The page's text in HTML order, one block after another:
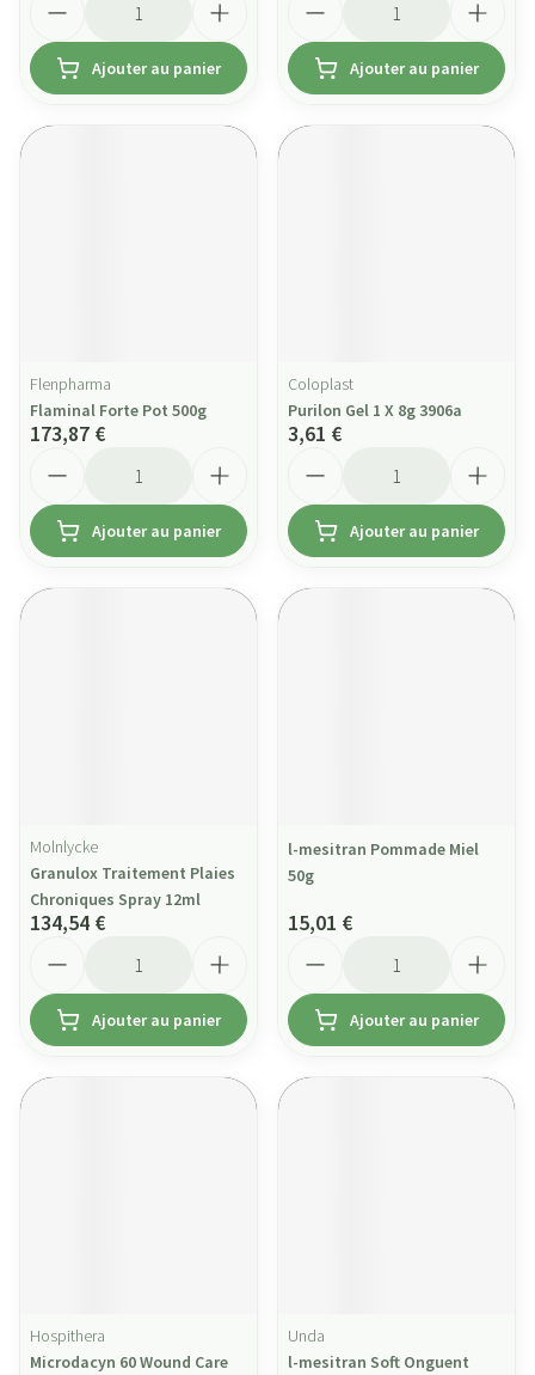
Ajouter au panier Ajouter au panier
Flenpharma
Flaminal Forte Pot 500g
173,87 €
Ajouter au panier
Coloplast
Purilon Gel 1 X 8g 3906a
3,61 €
Ajouter au panier
Molnlycke
Granulox Traitement Plaies
Chroniques Spray 12ml
134,54 €
Ajouter au panier
l-mesitran Pommade Miel
50g
15,01 €
Ajouter au panier
Hospithera
Microdacyn 60 Wound Care
Unda
l-mesitran Soft Onguent